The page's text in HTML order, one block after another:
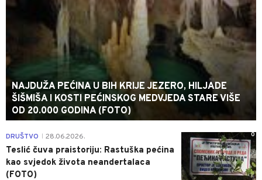
NAJDUŽA PEĆINA U BIH KRIJE JEZERO, HILJADE
ŠIŠMIŠA I KOSTI PEĆINSKOG MEDVJEDA STARE VIŠE
OD 20.000 GODINA (FOTO)
0
DRUŠTVO 28.06.2026.
Teslić čuva praistoriju: Rastuška pećina
kao svjedok života neandertalaca
(FOTO)